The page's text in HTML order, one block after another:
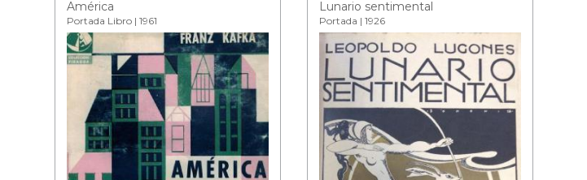
América
Portada Libro | 1961
Lunario sentimental
Portada | 1926